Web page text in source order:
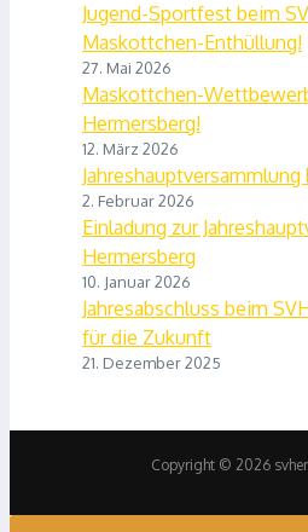
Jugend-Sportfest beim
Maskottchen-Enthüllung!
27. Mai 2026
Maskottchen-
Hermersberg!
12. März 2026
2. Februar 2026
Einladung zur
Hermersberg
10. Januar 2026
Jahresabschluss beim
für die Zukunft
21. Dezember 2025
Copyright © 2026